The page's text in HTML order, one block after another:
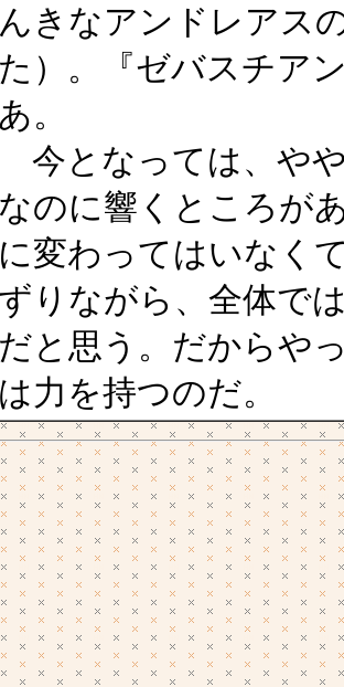
んきなアンドレアス
た）。『ゼバスチア
あ。
今となっては、や
なのに響くところが
に変わってはいなく
ずりながら、全体で
だと思う。だからや
は力を持つのだ。